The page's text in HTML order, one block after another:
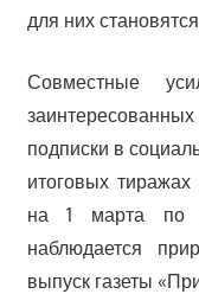
для них
Совместные
подписки в
итоговых
на 1 марта по
наблюдается
выпуск газеты